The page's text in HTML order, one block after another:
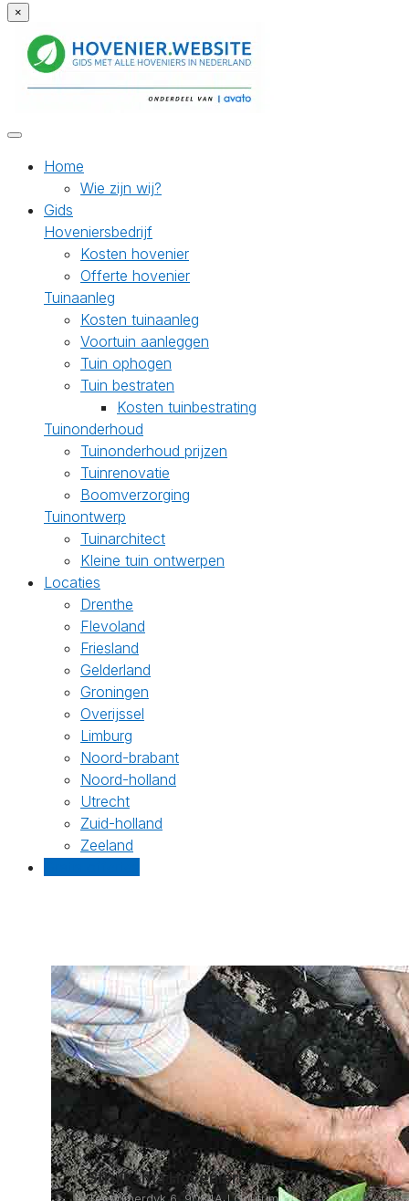
×
Home
Wie zijn wij?
Gids
Hoveniersbedrijf
Kosten hovenier
Offerte hovenier
Tuinaanleg
Kosten tuinaanleg
Voortuin aanleggen
Tuin ophogen
Tuin bestraten
Kosten tuinbestrating
Tuinonderhoud
Tuinonderhoud prijzen
Tuinrenovatie
Boomverzorging
Tuinontwerp
Tuinarchitect
Kleine tuin ontwerpen
Locaties
Drenthe
Flevoland
Friesland
Gelderland
Groningen
Overijssel
Limburg
Noord-brabant
Noord-holland
Utrecht
Zuid-holland
Zeeland
Struiksma Hoveniers